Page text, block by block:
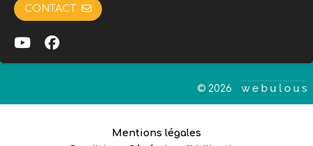
CONTACT
© 2026
Mentions légales